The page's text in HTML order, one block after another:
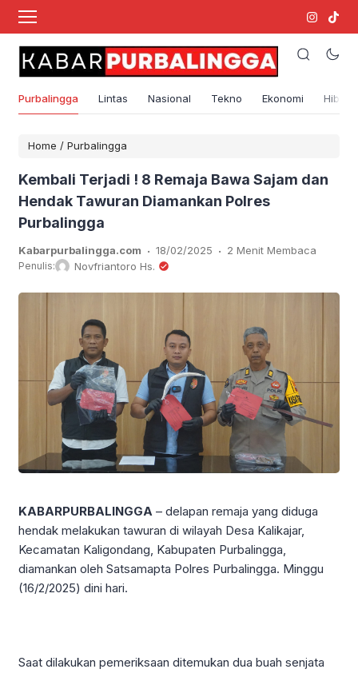
Purbalingga Lintas Nasional Tekno Ekonomi
Home / Purbalingga
Kembali Terjadi ! 8 Remaja Bawa Sajam dan
Hendak Tawuran Diamankan Polres
PurbaIingga
Kabarpurbalingga.com . 18/02/2025 . 2 Menit Membaca
Penulis: Novfriantoro Hs.
KABARPURBALINGGA – delapan remaja yang diduga
hendak melakukan tawuran di wilayah Desa Kalikajar,
Kecamatan Kaligondang, Kabupaten Purbalingga,
diamankan oleh Satsamapta Polres Purbalingga. Minggu
(16/2/2025) dini hari.
Saat dilakukan pemeriksaan ditemukan dua buah senjata